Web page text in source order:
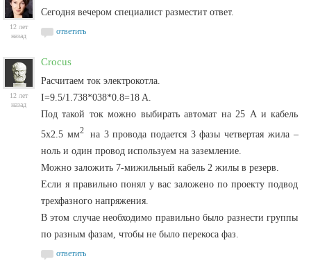
12 лет
назад
Сегодня вечером специалист разместит ответ.
ответить
12 лет
назад
Crocus
Расчитаем ток электрокотла.
I=9.5/1.738*038*0.8=18 A.
Под такой ток можно выбирать автомат на 25 А и кабель
5х2.5 мм2на 3 провода подается 3 фазы четвертая жила –
ноль и один провод используем на заземление.
Можно заложить 7-мижильный кабель 2 жилы в резерв.
Если я правильно понял у вас заложено по проекту подвод
трехфазного напряжения.
В этом случае необходимо правильно было разнести группы
по разным фазам, чтобы не было перекоса фаз.
ответить